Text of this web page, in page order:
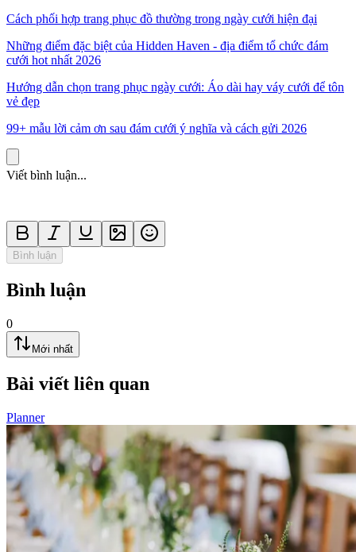
Cách phối hợp trang phục đồ thường trong ngày cưới hiện đại
Những điểm đặc biệt của Hidden Haven - địa điểm tổ chức đám
cưới hot nhất 2026
Hướng dẫn chọn trang phục ngày cưới: Áo dài hay váy cưới để tôn
vẻ đẹp
99+ mẫu lời cảm ơn sau đám cưới ý nghĩa và cách gửi 2026
Viết bình luận...
Bình luận
Bình luận
0
Mới nhất
Bài viết liên quan
Planner